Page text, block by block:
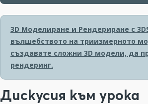
3D Моделиране и Рендериране с
вълшебството на триизмерното
създавате сложни 3D модели, да
рендеринг.
Дискусия към урока